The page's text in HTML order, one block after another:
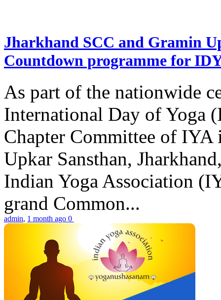
Jharkhand SCC and Gramin
Countdown programme for
As part of the nationwide
International Day of Yoga
Chapter Committee of
Upkar Sansthan,
Indian Yoga Association
grand Common...
admin, 1 month ago 0